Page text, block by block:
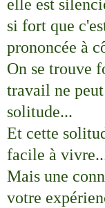
elle est
si fort que
prononcée à
On se trouve
travail ne
solitude...
Et cette
facile à
Mais une
votre